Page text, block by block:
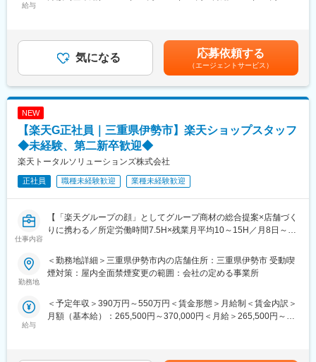
・新規契約・機種変更の受付および提案
・料金プラン、楽天ポイント活用、楽天カード、各種サービスの
案内
・スマホの初期設定・データ移行サポート
・問い合わせ対応
◇店舗運営
・店舗での電話応対
・在庫管理、売り場づくり、POP作成
・KPI管理・数値振り返り
・店舗会議・研修への参加
・キャンペーン企画など、集客に向けた取り組み
■教育体制：
入社後1ヶ月は店舗での実践研修を実施。
てスタートできる環境です。
◇未経験でも成長しやすいシンプルなオペレーション
料金体系が他キャリアよりシンプル覚えやすく、提案力を磨きや
給与
じて上下する可能性があります。月給(月額)は固定手当を含めた表
記です。気になる 応募依頼する
（エージェントサービス）
NEW
【楽天G正社員｜三重県伊勢市】楽天ショップスタッフ
◆未経験、第二新卒歓迎◆
楽天トータルソリューションズ株式会社
正社員 職種未経験歓迎 業種未経験歓迎
仕事内容
【「楽天グループの顔」としてグループ商材の総合提案×店舗づく
りに携わる／所定労働時間7.5H×残業月平均10～15H／月8日～休
楽天モバイルショップに来店されるお客様へ、スマートフォン・
料金プラン・楽天カード・楽天市場・楽天ポイントなど、楽天経
て、お客様の生活をより豊かにするトータルサポートを行うポジ
ションです。
勤務地
＜勤務地詳細＞三重県伊勢市内の店舗住所：三重県伊勢市 受動喫
煙対策：屋内全面禁煙変更の範囲：会社の定める事業所
給与
＜予定年収＞390万円～550万円＜賃金形態＞月給制＜賃金内訳＞
月額（基本給）：265,500円～370,000円＜月給＞265,500円～